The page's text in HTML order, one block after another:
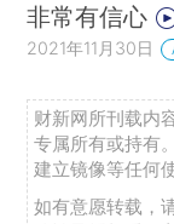
非常有信心
2021年11月30日
财新网所刊载内
专属所有或持有
建立镜像等任何
如有意愿转载，